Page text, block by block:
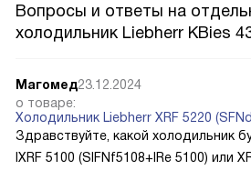
Вопросы и ответы на
холодильник Liebherr KBies
Магомед23.12.2024
о товаре:
Холодильник Liebherr XRF 5220
Здравствуйте, какой холодильник
IXRF 5100 (SIFNf5108+IRe 5100) или